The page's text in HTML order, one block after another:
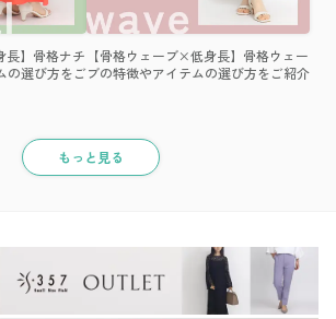
長】骨格ナチ
の選び方をご
【骨格ウェーブ×低身長】骨格ウェー
ブの特徴やアイテムの選び方をご紹介
もっと見る